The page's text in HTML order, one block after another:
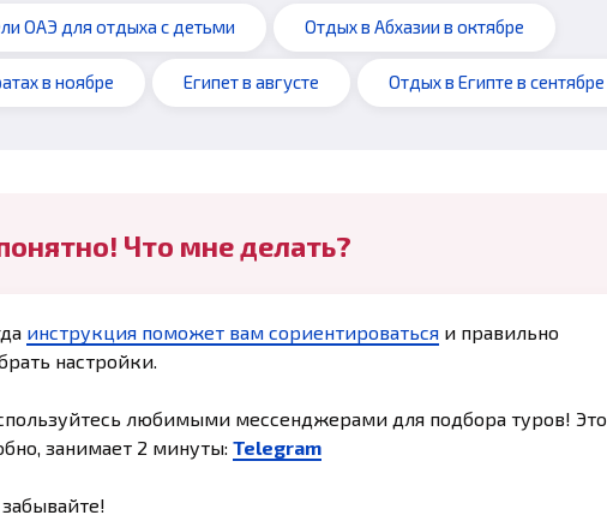
ОАЭ для отдыха с детьми Отдых в Абхазии в октябре
в ноябре Египет в августе Отдых в Египте в сентябре
Что мне делать?
инструкция поможет вам сориентироваться и правильно
настройки.
любимыми мессенджерами для подбора туров! Это
занимает 2 минуты: Telegram